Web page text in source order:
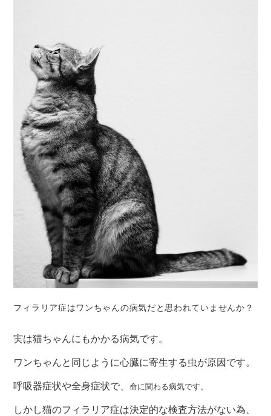
フィラリア症はワンちゃんの病気だと思われていませんか？
実は猫ちゃんにもかかる病気です。
ワンちゃんと同じように心臓に寄生する虫が原因です。
呼吸器症状や全身症状で、命に関わる病気です。
しかし猫のフィラリア症は決定的な検査方法がない為、